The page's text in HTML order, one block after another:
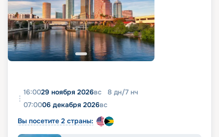
16:0029 ноября 2026вс 8 дн/7 нч
07:0006 декабря 2026вс
Вы посетите 2 страны: